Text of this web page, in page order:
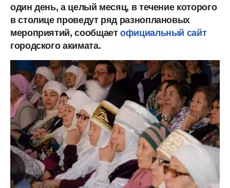
один день, а целый месяц, в течение которого
в столице проведут ряд разноплановых
мероприятий, сообщаетофициальный сайт
городского акимата.